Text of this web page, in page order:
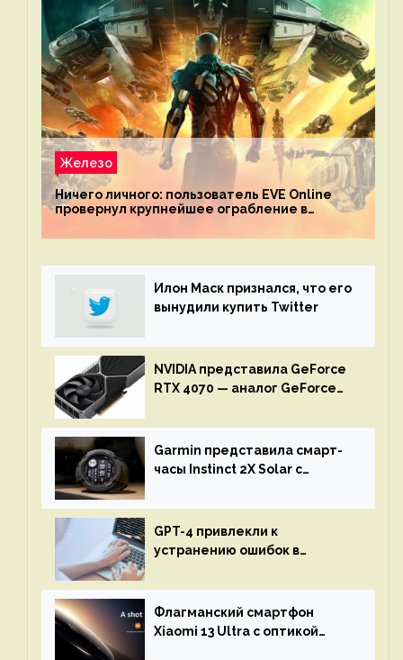
Железо
Ничего личного: пользователь EVE Online
провернул крупнейшее ограбление в
механике
Илон Маск признался, что его
вынудили купить Twitter
NVIDIA представила GeForce
RTX 4070 — аналог GeForce
Garmin представила смарт-
часы Instinct 2X Solar с
GPT-4 привлекли к
устранению ошибок в
остановится до полного
восстановления кода и
объяснит, что пошло не так
Флагманский смартфон
Xiaomi 13 Ultra с оптикой